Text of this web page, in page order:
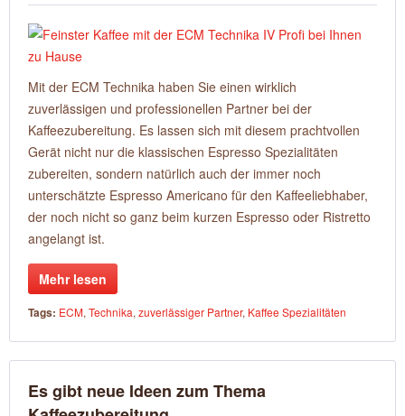
Mit der ECM Technika haben Sie einen wirklich
zuverlässigen und professionellen Partner bei der
Kaffeezubereitung. Es lassen sich mit diesem prachtvollen
Gerät nicht nur die klassischen Espresso Spezialitäten
zubereiten, sondern natürlich auch der immer noch
unterschätzte Espresso Americano für den Kaffeeliebhaber,
der noch nicht so ganz beim kurzen Espresso oder Ristretto
angelangt ist.
Mehr lesen
Tags: ECM, Technika, zuverlässiger Partner, Kaffee Spezialitäten
Es gibt neue Ideen zum Thema